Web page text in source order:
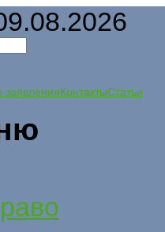
заявленияКонтактыСтатьи